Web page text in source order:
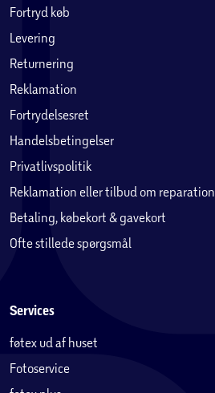
Fortryd køb
Levering
Returnering
Reklamation
Fortrydelsesret
Handelsbetingelser
Privatlivspolitik
Reklamation eller tilbud om reparation
Betaling, købekort & gavekort
Ofte stillede spørgsmål
Services
føtex ud af huset
Fotoservice